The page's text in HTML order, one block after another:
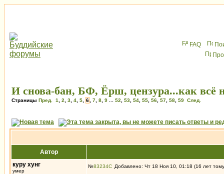
FAQ
И снова-бан, БФ, Ёрш, цензура...как всё
Страницы Пред. 1 2 3 4 5 6 7 8 9 52 53 54 55 56 57 58 59 След.
Автор
куру хунг
умер
№83234 Добавлено: Чт 18 Ноя 10, 01:18 (16 лет